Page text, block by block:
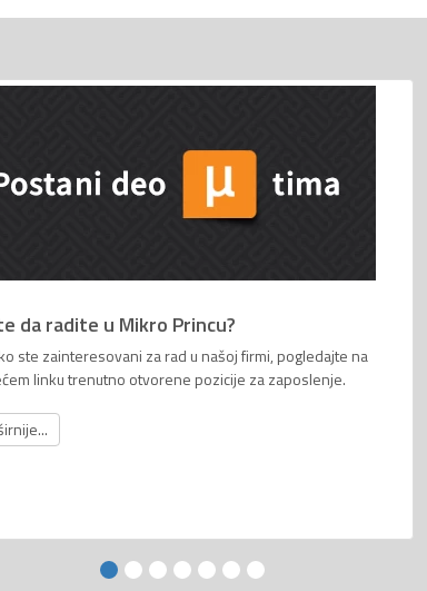
da radite u Mikro Princu?
ste zainteresovani za rad u našoj firmi, pogledajte na
linku trenutno otvorene pozicije za zaposlenje.